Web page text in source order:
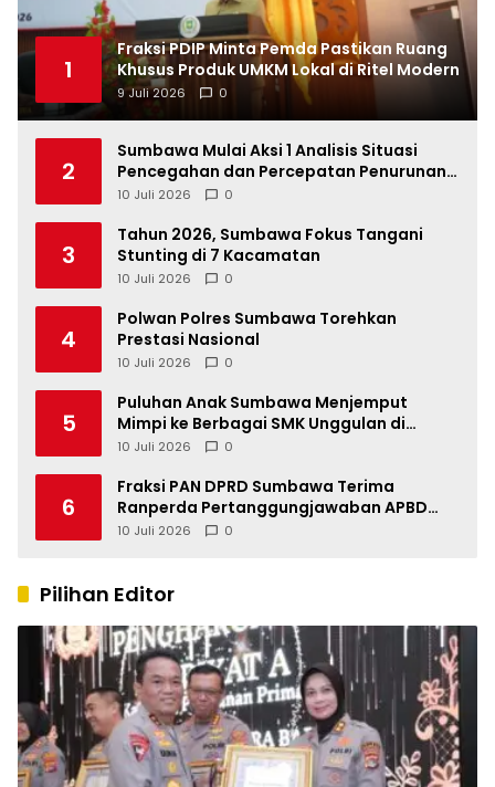
1
Fraksi PDIP Minta Pemda Pastikan Ruang
Khusus Produk UMKM Lokal di Ritel Modern
9 Juli 2026 0
2
Sumbawa Mulai Aksi 1 Analisis Situasi
Pencegahan dan Percepatan Penurunan
Stunting Tahun 2026
10 Juli 2026 0
3
Tahun 2026, Sumbawa Fokus Tangani
Stunting di 7 Kacamatan
10 Juli 2026 0
4
Polwan Polres Sumbawa Torehkan
Prestasi Nasional
10 Juli 2026 0
5
Puluhan Anak Sumbawa Menjemput
Mimpi ke Berbagai SMK Unggulan di
Indonesia
10 Juli 2026 0
6
Fraksi PAN DPRD Sumbawa Terima
Ranperda Pertanggungjawaban APBD
2025, Soroti SILPA Rp201,68 Miliar dan
10 Juli 2026 0
Pilihan Editor